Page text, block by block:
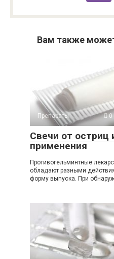
Вам также
Препараты 0
Свечи от остриц
применения
Противогельминтные
обладают разными
форму выпуска. При